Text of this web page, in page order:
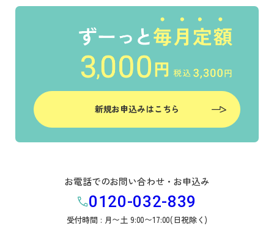
新規お申込みはこちら
お電話でのお問い合わせ・お申込み
0120-032-839
受付時間 : 月〜土 9:00〜17:00(日祝除く)